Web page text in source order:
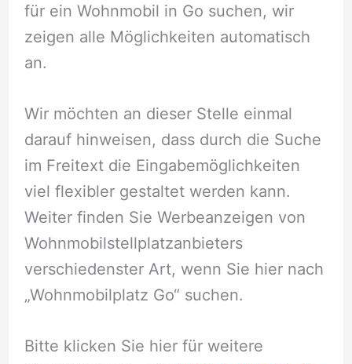
für ein Wohnmobil in Go suchen, wir
zeigen alle Möglichkeiten automatisch
an.
Wir möchten an dieser Stelle einmal
darauf hinweisen, dass durch die Suche
im Freitext die Eingabemöglichkeiten
viel flexibler gestaltet werden kann.
Weiter finden Sie Werbeanzeigen von
Wohnmobilstellplatzanbieters
verschiedenster Art, wenn Sie hier nach
„Wohnmobilplatz Go“ suchen.
Bitte klicken Sie hier für weitere